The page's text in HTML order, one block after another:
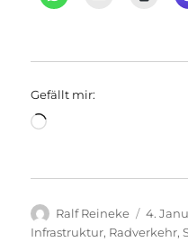
Gefällt mir:
Wird
Autor
Ralf Reineke
am
4.
Infrastruktur, Radverkehr,